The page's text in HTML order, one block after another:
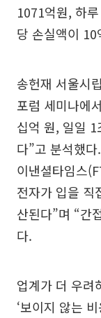
1071억원, 하
당 손실액이
송헌재 서울시
포럼 세미나에
십억 원, 일일
다”고 분석했
이낸셜타임스
전자가 입을 직
산된다”며 “간
다.
업계가 더 우려
‘보이지 않는